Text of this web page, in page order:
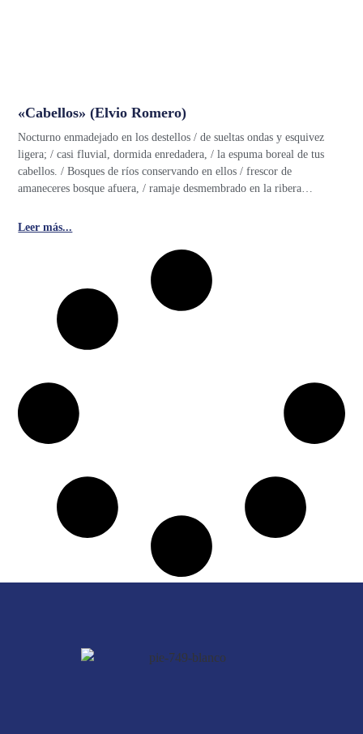
«Cabellos» (Elvio Romero)
Nocturno enmadejado en los destellos / de sueltas ondas y esquivez
ligera; / casi fluvial, dormida enredadera, / la espuma boreal de tus
cabellos. / Bosques de ríos conservando en ellos / frescor de
amaneceres bosque afuera, / ramaje desmembrado en la ribera…
Leer más...